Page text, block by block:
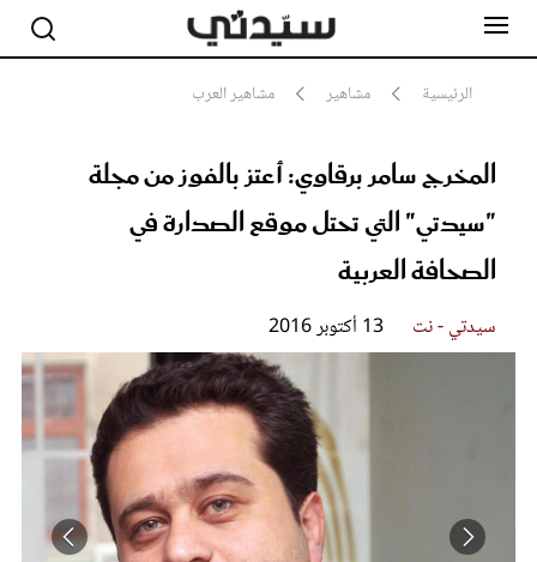
الرئيسية مشاهير مشاهير العرب
المخرج سامر برقاوي: أعتز بالفوز من مجلة
"سيدتي" التي تحتل موقع الصدارة في
الصحافة العربية
سيدتي - نت 13 أكتوبر 2016
مشاهير
جمال
صحة ورشاقة
سيدتي وطفلك
بلس+
تقارير
عروس سيدتي